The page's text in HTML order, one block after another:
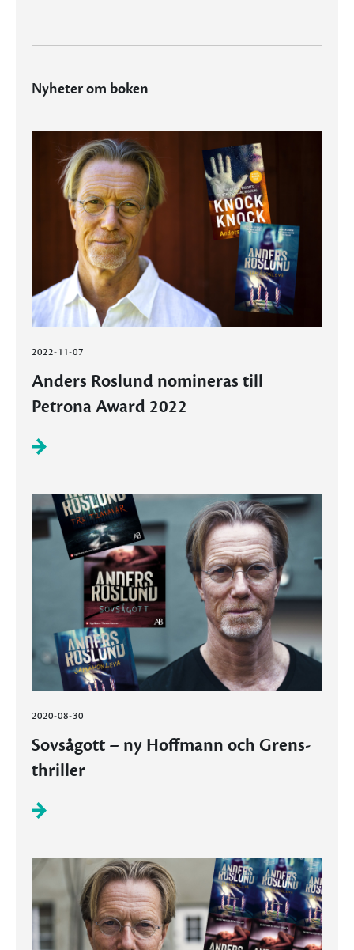
Nyheter om boken
2022-11-07
Anders Roslund nomineras till
Petrona Award 2022
2020-08-30
Sovsågott – ny Hoffmann och Grens-
thriller